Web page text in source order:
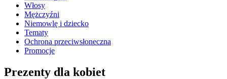
Włosy
Mężczyźni
Niemowlę i dziecko
Tematy
Ochrona przeciwsłoneczna
Promocje
Prezenty dla kobiet